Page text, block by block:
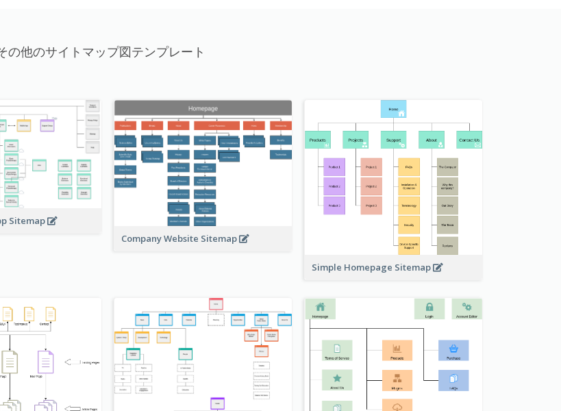
の他のサイトマップ図テンプレート
Sitemap
Company Website Sitemap
Simple Homepage Sitemap